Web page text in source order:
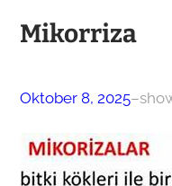
Mikorriza
Oktober 8, 2025–